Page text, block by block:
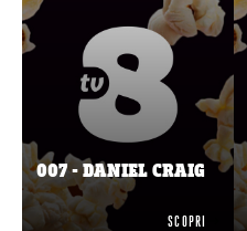
007 - DANIEL CRAIG
SCOPRI